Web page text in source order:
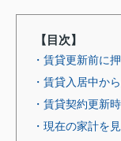
【目次】
・賃貸更新前に
・賃貸入居中か
・賃貸契約更新
・現在の家計を